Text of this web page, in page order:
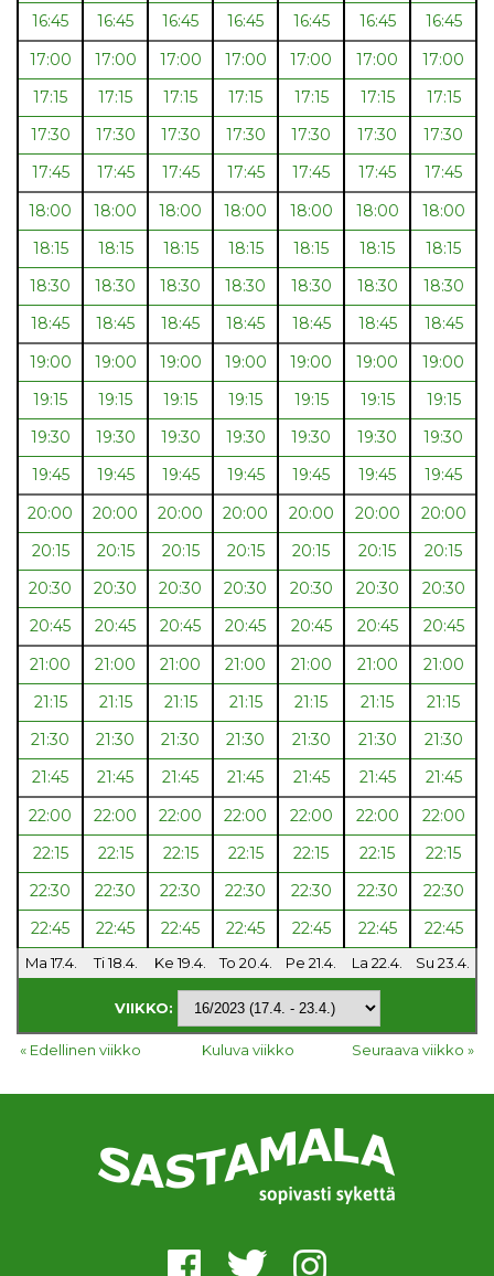
16:45
16:45 16:45 16:45 16:45 16:45
16:45
17:00
17:00 17:00 17:00 17:00 17:00
17:00
17:15
17:15 17:15 17:15 17:15 17:15
17:15
17:30
17:30 17:30 17:30 17:30 17:30
17:30
17:45
17:45 17:45 17:45 17:45 17:45
17:45
18:00
18:00 18:00 18:00 18:00 18:00
18:00
18:15
18:15 18:15 18:15 18:15 18:15
18:15
18:30
18:30 18:30 18:30 18:30 18:30
18:30
18:45
18:45 18:45 18:45 18:45 18:45
18:45
19:00
19:00 19:00 19:00 19:00 19:00
19:00
19:15
19:15 19:15 19:15 19:15 19:15
19:15
19:30
19:30 19:30 19:30 19:30 19:30
19:30
19:45
19:45 19:45 19:45 19:45 19:45
19:45
20:00
20:00 20:00 20:00 20:00 20:00
20:00
20:15
20:15 20:15 20:15 20:15 20:15
20:15
20:30
20:30 20:30 20:30 20:30 20:30
20:30
20:45
20:45 20:45 20:45 20:45 20:45
20:45
21:00
21:00 21:00 21:00 21:00 21:00
21:00
21:15
21:15 21:15 21:15 21:15 21:15
21:15
21:30
21:30 21:30 21:30 21:30 21:30
21:30
21:45
21:45 21:45 21:45 21:45 21:45
21:45
22:00
22:00 22:00 22:00 22:00 22:00
22:00
22:15
22:15 22:15 22:15 22:15 22:15
22:15
22:30
22:30 22:30 22:30 22:30 22:30
22:30
22:45
22:45 22:45 22:45 22:45 22:45 22:45
Ma 17.4. Ti 18.4. Ke 19.4. To 20.4. Pe 21.4. La 22.4. Su 23.4.
VIIKKO:
« Edellinen viikko Kuluva viikko Seuraava viikko »